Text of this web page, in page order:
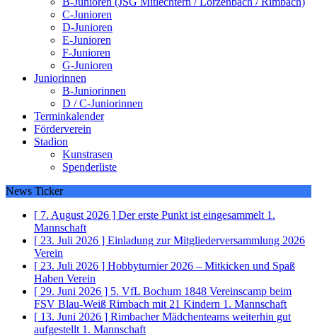
C-Junioren
D-Junioren
E-Junioren
F-Junioren
G-Junioren
Juniorinnen
B-Juniorinnen
D / C-Juniorinnen
Terminkalender
Förderverein
Stadion
Kunstrasen
Spenderliste
News Ticker
[ 7. August 2026 ] Der erste Punkt ist eingesammelt 1.
Mannschaft
[ 23. Juli 2026 ] Einladung zur Mitgliederversammlung 2026
Verein
[ 23. Juli 2026 ] Hobbyturnier 2026 – Mitkicken und Spaß
Haben Verein
[ 29. Juni 2026 ] 5. VfL Bochum 1848 Vereinscamp beim
FSV Blau-Weiß Rimbach mit 21 Kindern 1. Mannschaft
[ 13. Juni 2026 ] Rimbacher Mädchenteams weiterhin gut
aufgestellt 1. Mannschaft